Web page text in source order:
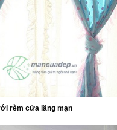
rèm cửa lãng mạn